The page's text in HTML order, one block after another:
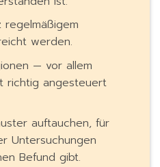
werden.
— vor allem
richtig angesteuert
auftauchen, für
Untersuchungen
Befund gibt.